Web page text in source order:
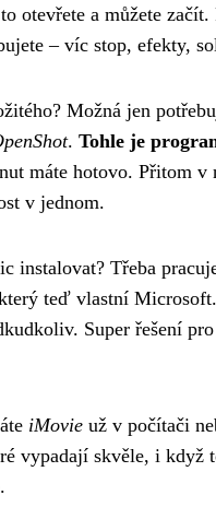
otevřete a můžete
– víc stop, efekty,
Možná jen
. Tohle je
máte hotovo. Přitom
v jednom.
instalovat? Třeba
teď vlastní
Super řešení
iMovie už v počítači
vypadají skvěle, i